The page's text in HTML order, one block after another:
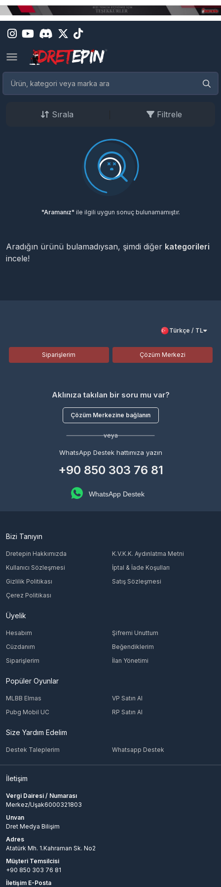
Sırala Filtrele
"Aramanız" ile ilgili uygun sonuç bulunamamıştır.
Aradığın ürünü bulamadıysan, şimdi diğer kategorileri
incele!
Türkçe / TL
Siparişlerim Çözüm Merkezi
Aklınıza takılan bir soru mu var?
Çözüm Merkezine bağlanın
veya
WhatsApp Destek hattımıza yazın
+90 850 303 76 81
WhatsApp Destek
Bizi Tanıyın
Dretepin Hakkımızda
K.V.K.K. Aydınlatma Metni
Kullanıcı Sözleşmesi
İptal & İade Koşulları
Gizlilik Politikası
Satış Sözleşmesi
Çerez Politikası
Üyelik
Hesabım
Şifremi Unuttum
Cüzdanım
Beğendiklerim
Siparişlerim
İlan Yönetimi
Popüler Oyunlar
MLBB Elmas
VP Satın Al
Pubg Mobil UC
RP Satın Al
Size Yardım Edelim
Destek Taleplerim Whatsapp Destek
İletişim
Vergi Dairesi / Numarası
Merkez/Uşak6000321803
Unvan
Dret Medya Bilişim
Adres
Atatürk Mh. 1.Kahraman Sk. No2
Müşteri Temsilcisi
+90 850 303 76 81
İletişim E-Posta